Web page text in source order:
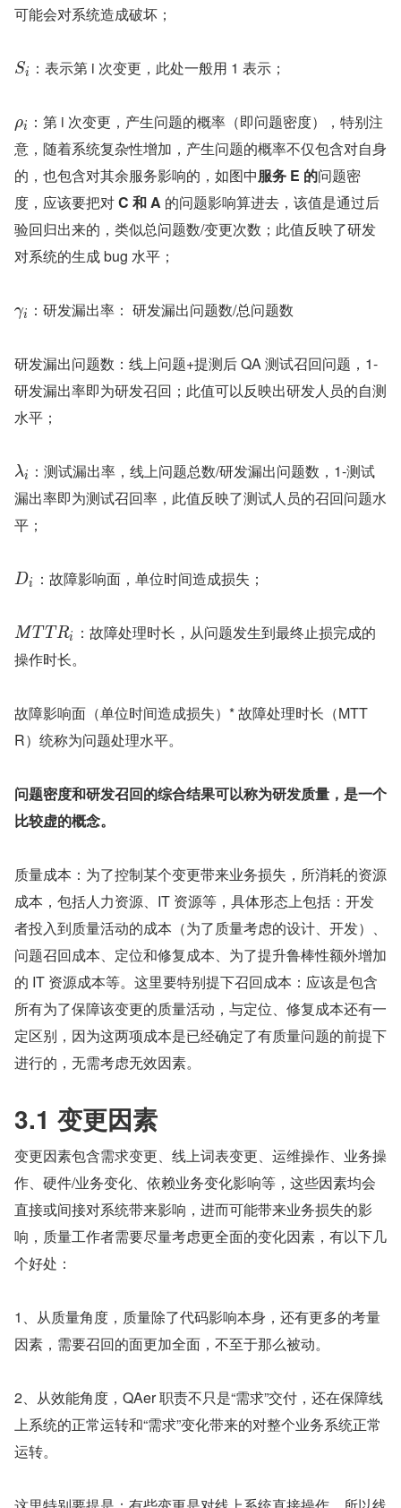
可能会对系统造成破坏；
Si ：表示第 i 次变更，此处一般用 1 表示；
ρi
：第 i 次变更，产生问题的概率（即问题密度），特别注
意，随着系统复杂性增加，产生问题的概率不仅包含对自身
的，也包含对其余服务影响的，如图中服务 E 的问题密
度，应该要把对 C 和 A 的问题影响算进去，该值是通过后
验回归出来的，类似总问题数/变更次数；此值反映了研发
对系统的生成 bug 水平；
γi ：研发漏出率： 研发漏出问题数/总问题数
研发漏出问题数：线上问题+提测后 QA 测试召回问题，1-
研发漏出率即为研发召回；此值可以反映出研发人员的自测
水平；
λi
：测试漏出率，线上问题总数/研发漏出问题数，1-测试
漏出率即为测试召回率，此值反映了测试人员的召回问题水
平；
Di ：故障影响面，单位时间造成损失；
MT T Ri
：故障处理时长，从问题发生到最终止损完成的
操作时长。
故障影响面（单位时间造成损失）* 故障处理时长（MTT
R）统称为问题处理水平。
问题密度和研发召回的综合结果可以称为研发质量，是一个
比较虚的概念。
质量成本：为了控制某个变更带来业务损失，所消耗的资源
成本，包括人力资源、IT 资源等，具体形态上包括：开发
者投入到质量活动的成本（为了质量考虑的设计、开发）、
问题召回成本、定位和修复成本、为了提升鲁棒性额外增加
的 IT 资源成本等。这里要特别提下召回成本：应该是包含
所有为了保障该变更的质量活动，与定位、修复成本还有一
定区别，因为这两项成本是已经确定了有质量问题的前提下
进行的，无需考虑无效因素。
3.1 变更因素
变更因素包含需求变更、线上词表变更、运维操作、业务操
作、硬件/业务变化、依赖业务变化影响等，这些因素均会
直接或间接对系统带来影响，进而可能带来业务损失的影
响，质量工作者需要尽量考虑更全面的变化因素，有以下几
个好处：
1、从质量角度，质量除了代码影响本身，还有更多的考量
因素，需要召回的面更加全面，不至于那么被动。
2、从效能角度，QAer 职责不只是“需求”交付，还在保障线
上系统的正常运转和“需求”变化带来的对整个业务系统正常
运转。